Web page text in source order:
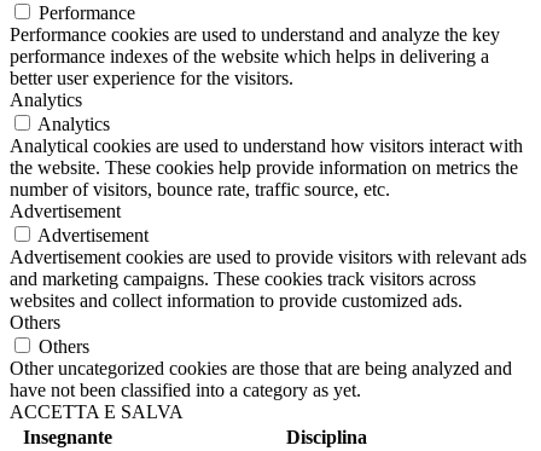
Performance
Performance cookies are used to understand and analyze the key
performance indexes of the website which helps in delivering a
better user experience for the visitors.
Analytics
Analytics
Analytical cookies are used to understand how visitors interact with
the website. These cookies help provide information on metrics the
number of visitors, bounce rate, traffic source, etc.
Advertisement
Advertisement
Advertisement cookies are used to provide visitors with relevant ads
and marketing campaigns. These cookies track visitors across
websites and collect information to provide customized ads.
Others
Others
Other uncategorized cookies are those that are being analyzed and
have not been classified into a category as yet.
ACCETTA E SALVA
Insegnante
Disciplina